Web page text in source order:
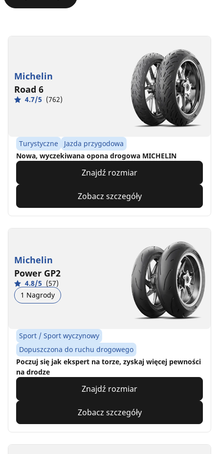
Michelin
Road 6
4.7/5 (762)
Turystyczne
Jazda przygodowa
Nowa, wyczekiwana opona drogowa MICHELIN
Znajdź rozmiar
Zobacz szczegóły
Michelin
Power GP2
4.8/5 (57)
1 Nagrody
Sport / Sport wyczynowy
Dopuszczona do ruchu drogowego
Poczuj się jak ekspert na torze, zyskaj więcej pewności
na drodze
Znajdź rozmiar
Zobacz szczegóły